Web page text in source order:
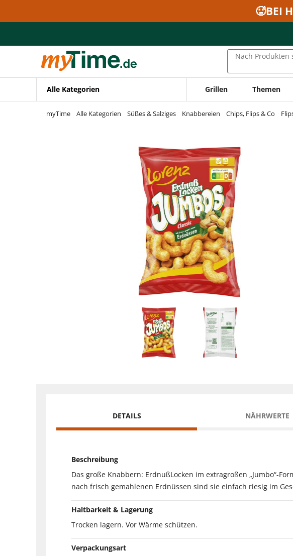
Zur Navigation springen
🥵BEI
Nach Produkten
Alle Kategorien Grillen Themen
myTime Alle Kategorien Süßes & Salziges Knabbereien Chips, Flips & Co
DETAILS NÄHRWERTE
Beschreibung
Das große Knabbern: ErdnußLocken im extragroßen „Jumbo“-
nach frisch gemahlenen Erdnüssen sind sie einfach riesig im
Haltbarkeit & Lagerung
Trocken lagern. Vor Wärme schützen.
Verpackungsart